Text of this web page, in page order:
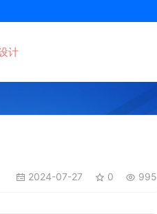
计
2024-07-27 0 995